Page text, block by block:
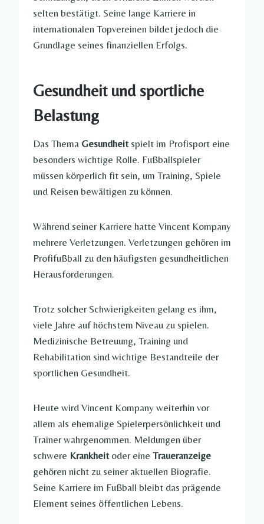
selten bestätigt. Seine lange Karriere in
internationalen Topvereinen bildet jedoch die
Grundlage seines finanziellen Erfolgs.
Gesundheit und sportliche
Belastung
Das Thema Gesundheitspielt im Profisport eine
besonders wichtige Rolle. Fußballspieler
müssen körperlich fit sein, um Training, Spiele
und Reisen bewältigen zu können.
Während seiner Karriere hatte Vincent Kompany
mehrere Verletzungen. Verletzungen gehören im
Profifußball zu den häufigsten gesundheitlichen
Herausforderungen.
Trotz solcher Schwierigkeiten gelang es ihm,
viele Jahre auf höchstem Niveau zu spielen.
Medizinische Betreuung, Training und
Rehabilitation sind wichtige Bestandteile der
sportlichen Gesundheit.
Heute wird Vincent Kompany weiterhin vor
allem als ehemalige Spielerpersönlichkeit und
Trainer wahrgenommen. Meldungen über
schwere Krankheitoder eine Traueranzeige
gehören nicht zu seiner aktuellen Biografie.
Seine Karriere im Fußball bleibt das prägende
Element seines öffentlichen Lebens.